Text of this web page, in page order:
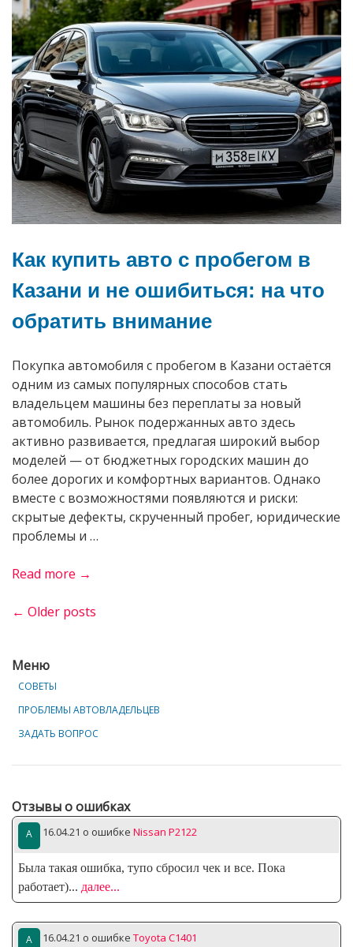
других
способов»
Как купить авто с пробегом в
Казани и не ошибиться: на что
обратить внимание
Покупка автомобиля с пробегом в Казани остаётся
одним из самых популярных способов стать
владельцем машины без переплаты за новый
автомобиль. Рынок подержанных авто здесь
активно развивается, предлагая широкий выбор
моделей — от бюджетных городских машин до
более дорогих и комфортных вариантов. Однако
вместе с возможностями появляются и риски:
скрытые дефекты, скрученный пробег, юридические
проблемы и …
Read more →
авто
и
на
обратить
внимание»
Posts
← Older posts
Меню
СОВЕТЫ
ПРОБЛЕМЫ АВТОВЛАДЕЛЬЦЕВ
ЗАДАТЬ ВОПРОС
Отзывы о ошибках
16.04.21 о ошибке Nissan P2122
Была такая ошибка, тупо сбросил чек и все. Пока
работает)... далее...
16.04.21 о ошибке Toyota C1401